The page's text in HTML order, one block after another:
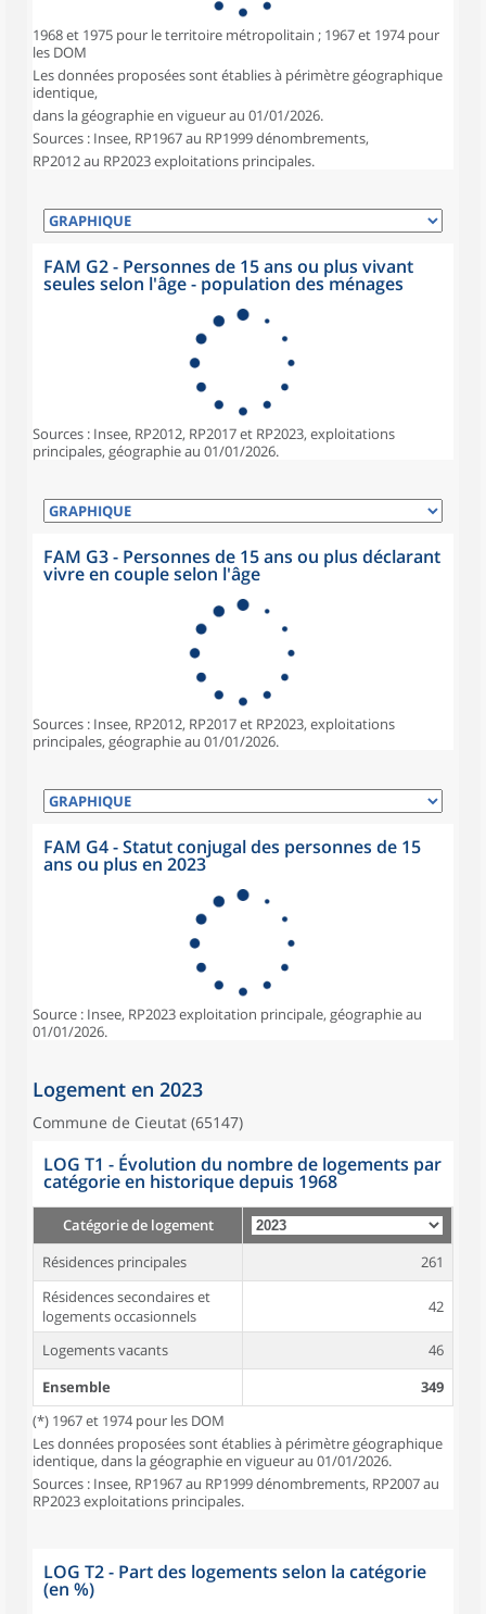
1968 et 1975 pour le territoire métropolitain ; 1967 et 1974 pour
les DOM
Les données proposées sont établies à périmètre géographique
identique,
dans la géographie en vigueur au 01/01/2026.
Sources : Insee, RP1967 au RP1999 dénombrements,
RP2012 au RP2023 exploitations principales.
FAM G2 - Personnes de 15 ans ou plus vivant
seules selon l'âge - population des ménages
Sources : Insee, RP2012, RP2017 et RP2023, exploitations
principales, géographie au 01/01/2026.
FAM G3 - Personnes de 15 ans ou plus déclarant
vivre en couple selon l'âge
Sources : Insee, RP2012, RP2017 et RP2023, exploitations
principales, géographie au 01/01/2026.
FAM G4 - Statut conjugal des personnes de 15
ans ou plus en 2023
Source : Insee, RP2023 exploitation principale, géographie au
01/01/2026.
Logement en 2023
Commune de Cieutat (65147)
LOG T1 - Évolution du nombre de logements par
catégorie en historique depuis 1968
Catégorie de logement
Résidences principales
261
Résidences secondaires et
logements occasionnels
42
Logements vacants
46
Ensemble
349
(*) 1967 et 1974 pour les DOM
Les données proposées sont établies à périmètre géographique
identique, dans la géographie en vigueur au 01/01/2026.
Sources : Insee, RP1967 au RP1999 dénombrements, RP2007 au
RP2023 exploitations principales.
LOG T2 - Part des logements selon la catégorie
(en %)